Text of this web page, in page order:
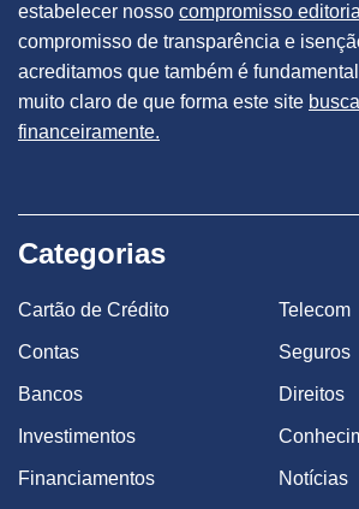
estabelecer nosso compromisso
compromisso de transparência e
acreditamos que também é
muito claro de que forma este site
financeiramente.
Categorias
Cartão de Crédito
Contas
Bancos
Investimentos
Financiamentos
Telecom
Seguros
Direitos
Notícias